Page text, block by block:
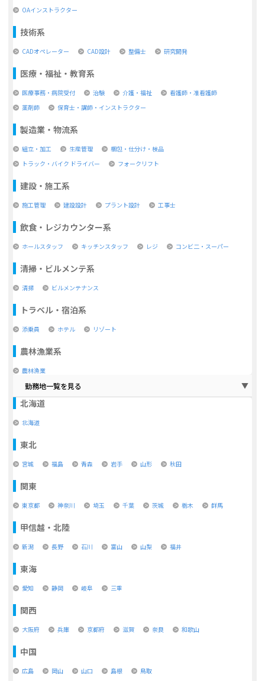
OAインストラクター
技術系
CADオペレーター CAD設計 整備士 研究開発
医療・福祉・教育系
医療事務・病院受付 治験 介護・福祉
看護師・准看護師
薬剤師
保育士・講師・インストラクター
製造業・物流系
組立・加工 生産管理
梱包・仕分け・検品
トラック・バイク ドライバー
フォークリフト
建設・施工系
施工管理 建設設計 プラント設計 工事士
飲食・レジカウンター系
ホールスタッフ キッチンスタッフ レジ コンビ二・スーパー
清掃・ビルメンテ系
清掃 ビルメンテナンス
トラベル・宿泊系
添乗員 ホテル リゾート
農林漁業系
農林漁業
勤務地一覧を見る
北海道
北海道
東北
宮城 福島 青森 岩手 山形 秋田
関東
東京都 神奈川 埼玉 千葉 茨城 栃木 群馬
甲信越・北陸
新潟 長野 石川 富山 山梨 福井
東海
愛知 静岡 岐阜 三重
関西
大阪府 兵庫 京都府 滋賀 奈良 和歌山
中国
広島 岡山 山口 島根 鳥取